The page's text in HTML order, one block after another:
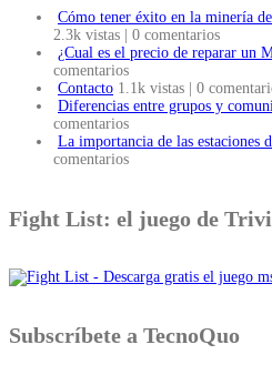
Cómo tener éxito en la minería
2.3k vistas
0 comentarios
¿Cual es el precio de reparar un
comentarios
Contacto 1.1k vistas
0
Diferencias entre grupos y
comentarios
La importancia de las estaciones
comentarios
Fight List: el juego de
Subscríbete a TecnoQuo